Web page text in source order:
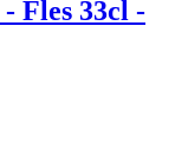
Fles 33cl -